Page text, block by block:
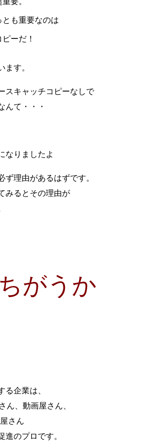
も重要なのは
ーだ！
ます。
スキャッチコピーなしで
んて・・・
なりましたよ
ず理由があるはずです。
みるとその理由が
がうか
る企業は、
ん、動画屋さん、
さん
進のプロです。